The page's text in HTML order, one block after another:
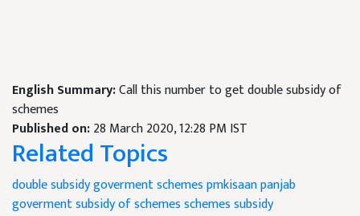
English Summary:Call this number to get double subsidy of
schemes
Published on:28 March 2020, 12:28 PM IST
Related Topics
double subsidygoverment schemespmkisaanpanjab
govermentsubsidy of schemesschemes subsidy